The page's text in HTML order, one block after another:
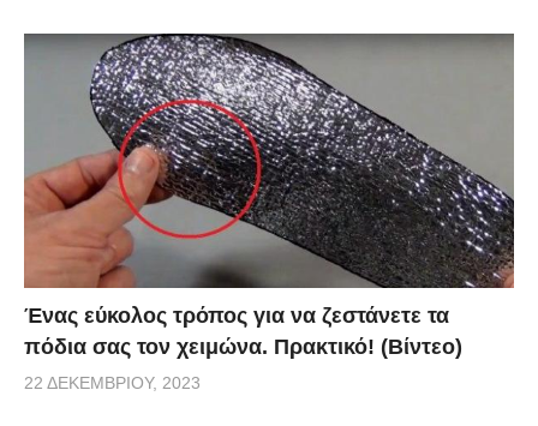
Ένας εύκολος τρόπος για να ζεστάνετε τα
πόδια σας τον χειμώνα. Πρακτικό! (Βίντεο)
22 ΔΕΚΕΜΒΡΊΟΥ, 2023